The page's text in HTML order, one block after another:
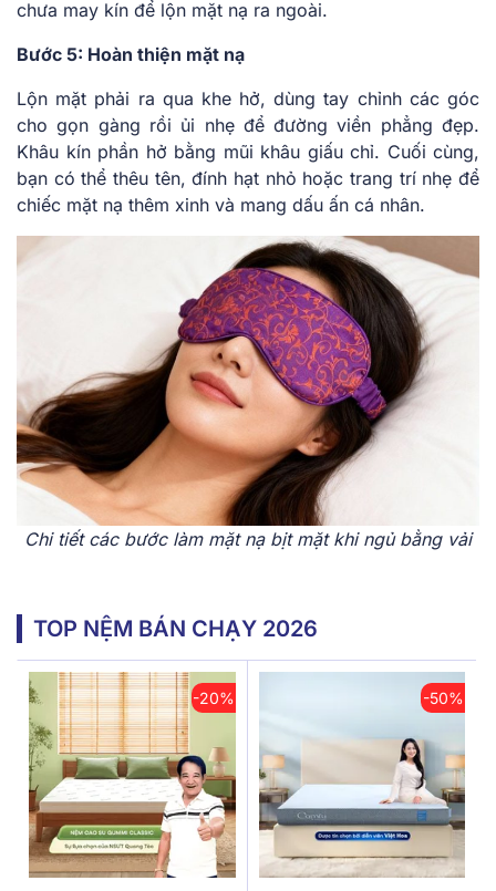
chưa may kín để lộn mặt nạ ra ngoài.
Bước 5: Hoàn thiện mặt nạ
Lộn mặt phải ra qua khe hở, dùng tay chỉnh các góc
cho gọn gàng rồi ủi nhẹ để đường viền phẳng đẹp.
Khâu kín phần hở bằng mũi khâu giấu chỉ. Cuối cùng,
bạn có thể thêu tên, đính hạt nhỏ hoặc trang trí nhẹ để
chiếc mặt nạ thêm xinh và mang dấu ấn cá nhân.
Chi tiết các bước làm mặt nạ bịt mặt khi ngủ bằng vải
TOP NỆM BÁN CHẠY 2026
-20% -50%